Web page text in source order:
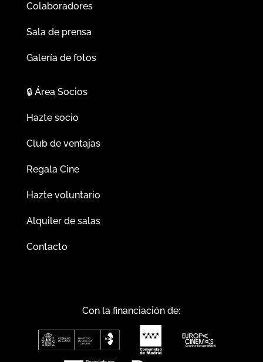
Colaboradores
Sala de prensa
Galería de fotos
🔒Área Socios
Hazte socio
Club de ventajas
Regala Cine
Hazte voluntario
Alquiler de salas
Contacto
Con la financiación de: